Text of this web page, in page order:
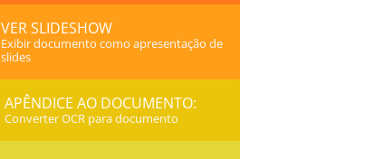
VER SLIDESHOW
Exibir documento como apresentação de
slides
APÊNDICE AO DOCUMENTO:
Converter OCR para documento